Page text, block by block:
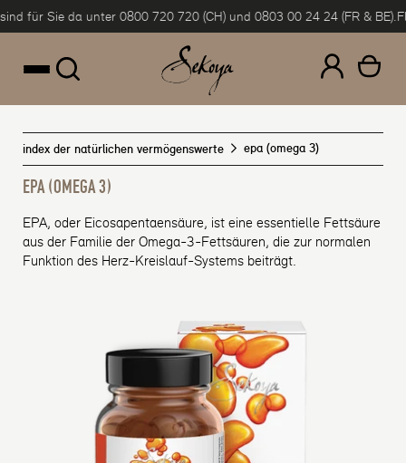
Inhalt springen
Sie da unter 0800 720 720 (CH) und 0803 00 24 24 (FR & BE).
index der natürlichen vermögenswerte epa (omega 3)
EPA (OMEGA 3)
EPA, oder Eicosapentaensäure, ist eine essentielle Fettsäure
aus der Familie der Omega-3-Fettsäuren, die zur normalen
Funktion des Herz-Kreislauf-Systems beiträgt.